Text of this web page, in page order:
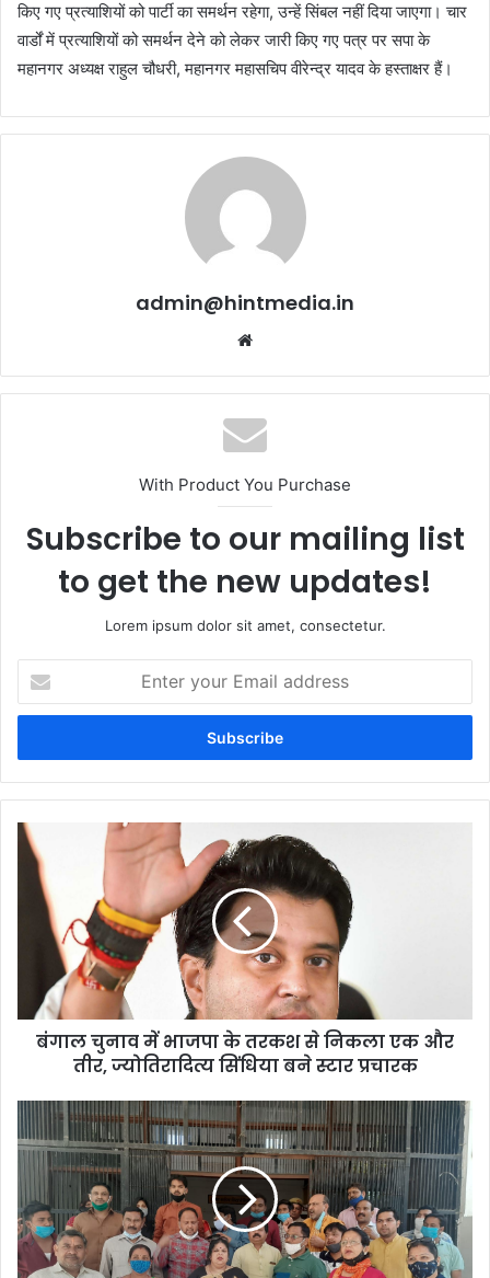
किए गए प्रत्याशियों को पार्टी का समर्थन रहेगा, उन्हें सिंबल नहीं दिया जाएगा। चार
वार्डों में प्रत्याशियों को समर्थन देने को लेकर जारी किए गए पत्र पर सपा के
महानगर अध्यक्ष राहुल चौधरी, महानगर महासचिप वीरेन्द्र यादव के हस्ताक्षर हैं।
admin@hintmedia.in
With Product You Purchase
Subscribe to our mailing list
to get the new updates!
Lorem ipsum dolor sit amet, consectetur.
your
Email
बंगाल चुनाव में भाजपा के तरकश से निकला एक और
तीर, ज्योतिरादित्य सिंधिया बने स्टार प्रचारक